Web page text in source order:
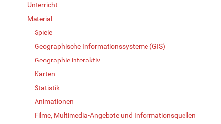
Unterricht
Material
Spiele
Geographische Informationssysteme (GIS)
Geographie interaktiv
Karten
Statistik
Animationen
Filme, Multimedia-Angebote und Informationsquellen